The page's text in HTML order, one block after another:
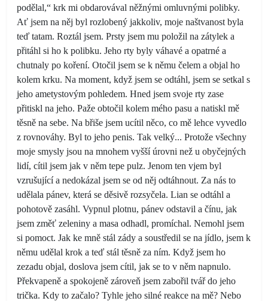
podělal,“ krk mi obdarovával něžnými omluvnými polibky.
Ať jsem na něj byl rozlobený jakkoliv, moje naštvanost byla
teď tatam. Roztál jsem. Prsty jsem mu položil na zátylek a
přitáhl si ho k polibku. Jeho rty byly váhavé a opatrné a
chutnaly po koření. Otočil jsem se k němu čelem a objal ho
kolem krku. Na moment, když jsem se odtáhl, jsem se setkal s
jeho ametystovým pohledem. Hned jsem svoje rty zase
přitiskl na jeho. Paže obtočil kolem mého pasu a natiskl mě
těsně na sebe. Na břiše jsem ucítil něco, co mě lehce vyvedlo
z rovnováhy. Byl to jeho penis. Tak velký... Protože všechny
moje smysly jsou na mnohem vyšší úrovni než u obyčejných
lidí, cítil jsem jak v něm tepe pulz. Jenom ten vjem byl
vzrušující a nedokázal jsem se od něj odtáhnout. Za nás to
udělala pánev, která se děsivě rozsyčela. Lian se odtáhl a
pohotově zasáhl. Vypnul plotnu, pánev odstavil a čínu, jak
jsem změť zeleniny a masa odhadl, promíchal. Nemohl jsem
si pomoct. Jak ke mně stál zády a soustředil se na jídlo, jsem k
němu udělal krok a teď stál těsně za ním. Když jsem ho
zezadu objal, doslova jsem cítil, jak se to v něm napnulo.
Překvapeně a spokojeně zároveň jsem zabořil tvář do jeho
trička. Kdy to začalo? Tyhle jeho silné reakce na mě? Nebo